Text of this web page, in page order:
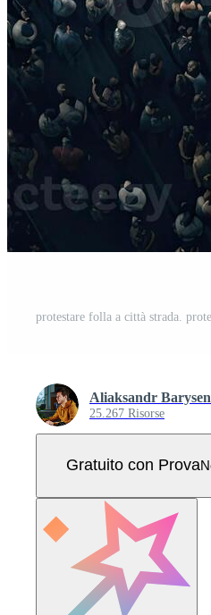
Aliaksandr
25.267 Risorse
Gratuito con Prova